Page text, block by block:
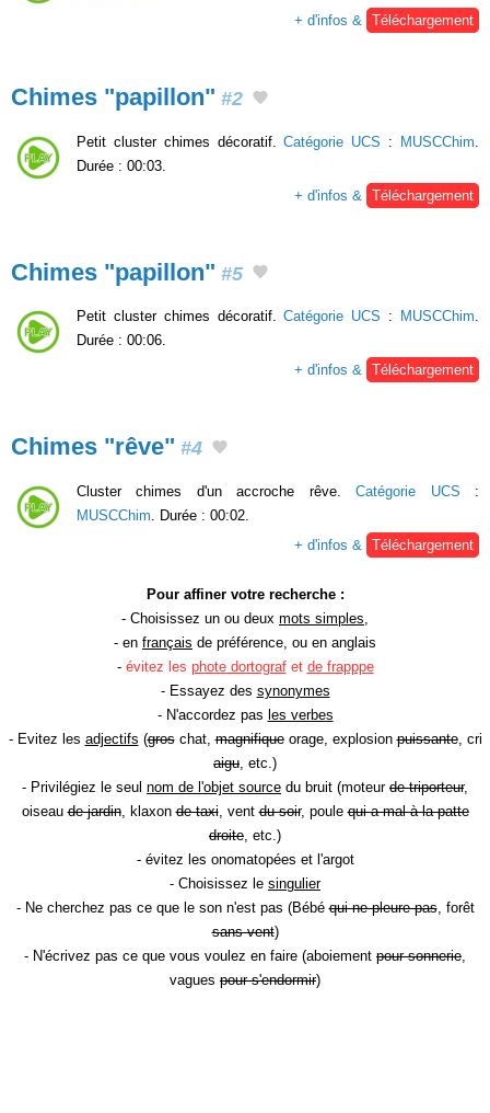
+ d'infos &
Téléchargement
Chimes "papillon" #2
Petit cluster chimes décoratif.Catégorie UCS : MUSCChim
Durée : 00:03.
+ d'infos &
Téléchargement
Chimes "papillon" #5
Petit cluster chimes décoratif.Catégorie UCS : MUSCChim.
Durée : 00:06.
+ d'infos & Téléchargement
Chimes "rêve" #4
Cluster chimes d'un accroche rêve.Catégorie UCS :
MUSCChim . Durée : 00:02.
+ d'infos &
Téléchargement
Pour affiner votre recherche :
- Choisissez un ou deux mots simples
- en français de préférence, ou en anglais
- évitez les phote dortografet de frapppe
- Essayez des synonymes
- N'accordez pas les verbes
- Evitez les adjectifs (groschat,magnifiqueorage, explosionpuissante, cri
aigu , etc.)
- Privilégiez le seul nom de l'objet source du bruit (moteur de triporteur,
oiseaude jardin, klaxonde taxi, ventdu soir, poulequi a mal à la patte
droite , etc.)
- évitez les onomatopées et l'argot
- Choisissez le singulier
- Ne cherchez pas ce que le son n'est pas (Bébéqui ne pleure pas, forêt
sans vent)
- N'écrivez pas ce que vous voulez en faire (aboiement pour sonnerie
vagues pour s'endormir)